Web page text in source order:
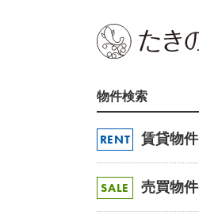
物件検索
RENT 賃貸物件
SALE 売買物件